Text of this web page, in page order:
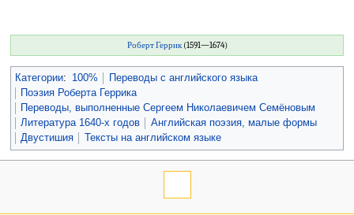
Роберт Геррик(1591—1674)
Категории: 100%
Переводы с английского языка
Поэзия Роберта Геррикa
Переводы, выполненные Сергеем Николаевичем Семёновым
Литература 1640-х годов
Английская поэзия, малые формы
Двустишия
Тексты на английском языке